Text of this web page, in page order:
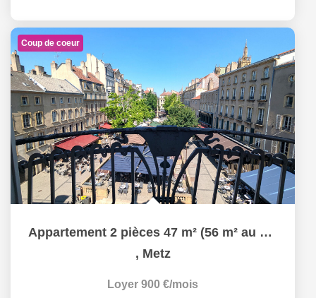
Coup de coeur
Appartement 2 pièces 47 m² (56 m² au sol) à louer à METZ...
, Metz
Loyer 900 €/mois